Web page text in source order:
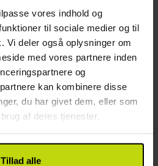
vores indhold og
til sociale medier og til
Vi deler også oplysninger om
med vores partnere inden
og
kan kombinere disse
du har givet dem, eller som
af deres tjenester.
Tillad alle
weekender
mad
mad
mad
et angivet tidspunkt for